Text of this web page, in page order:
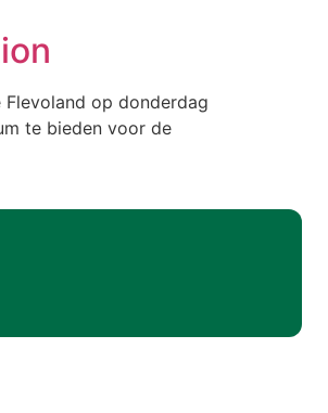
op donderdag
te bieden voor de